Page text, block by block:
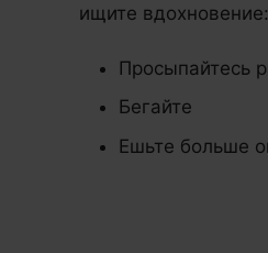
ищите вдохновение:
Просыпайтесь
Бегайте
Ешьте больше